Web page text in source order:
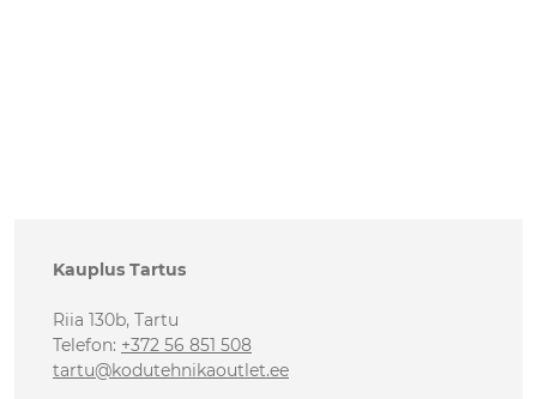
Kauplus Tartus
Riia 130b, Tartu
Telefon: +372 56 851 508
tartu@kodutehnikaoutlet.ee